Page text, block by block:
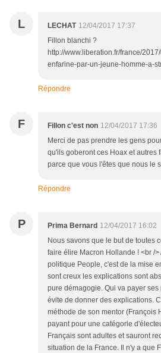
L LECHAT 12/04/2017 17:37
Fillon blanchi ?
http://www.liberation.fr/france/
enfarine-par-un-jeune-homme-a-
Répondre
F Fillon c'est non 12/04/2017 17:36
Merci de pas prendre les gens
qu'ils goberont ces Hoax et autres
parce que vous l'êtes que nous le
Répondre
P Prima Bernard 12/04/2017 16:02
Nous savons que le but de toutes
faire élire Macron Hollande ! <br /
politique People, c'est de la mise
sont creux les explications sont
pure démagogie. Qui va payer ses
évite de donner des explications.
méthode de son mentor (François
payant pour une catégorie
Français sont adultes et sauront
situation de la France. Il n'y a que